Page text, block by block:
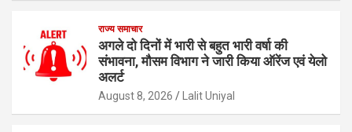
राज्य समाचार
अगले दो दिनों में भारी से बहुत भारी वर्षा की
संभावना, मौसम विभाग ने जारी किया ऑरेंज एवं येलो
अलर्ट
August 8, 2026 Lalit Uniyal